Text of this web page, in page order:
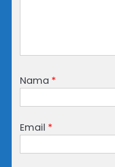
Nama *
Email *